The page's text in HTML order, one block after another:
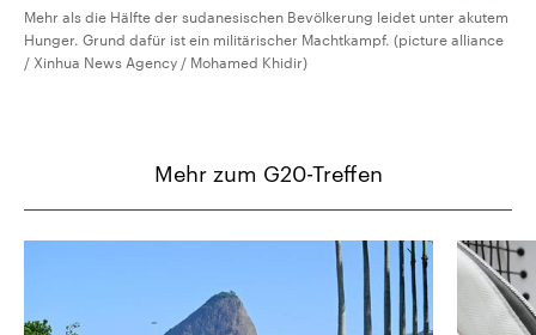
Mehr als die Hälfte der sudanesischen Bevölkerung leidet unter akutem
Hunger. Grund dafür ist ein militärischer Machtkampf. (picture alliance
/ Xinhua News Agency / Mohamed Khidir)
Mehr zum G20-Treffen